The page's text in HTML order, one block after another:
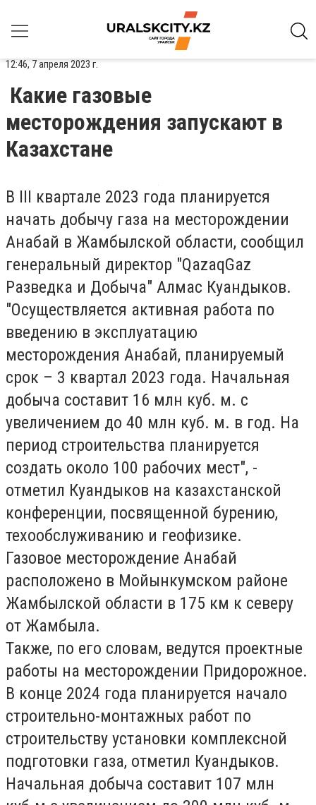
12:46, 7 апреля 2023 г.
Какие газовые
месторождения запускают в
Казахстане
В III квартале 2023 года планируется
начать добычу газа на месторождении
Анабай в Жамбылской области, сообщил
генеральный директор "QazaqGaz
Разведка и Добыча" Алмас Куандыков.
"Осуществляется активная работа по
введению в эксплуатацию
месторождения Анабай, планируемый
срок – 3 квартал 2023 года. Начальная
добыча составит 16 млн куб. м. с
увеличением до 40 млн куб. м. в год. На
период строительства планируется
создать около 100 рабочих мест", -
отметил Куандыков на казахстанской
конференции, посвященной бурению,
техообслуживанию и геофизике.
Газовое месторождение Анабай
расположено в Мойынкумском районе
Жамбылской области в 175 км к северу
от Жамбыла.
Также, по его словам, ведутся проектные
работы на месторождении Придорожное.
В конце 2024 года планируется начало
строительно-монтажных работ по
строительству установки комплексной
подготовки газа, отметил Куандыков.
Начальная добыча составит 107 млн